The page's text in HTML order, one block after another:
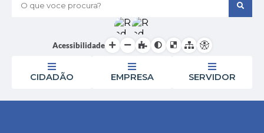
O que voce procura?
Acessibilidade
CIDADÃO EMPRESA SERVIDOR